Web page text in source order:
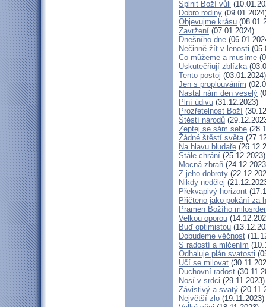
Splnit Boží vůli
Dobro rodiny
Objevujme krásu
Zavržení (07.01.2024)
Dnešního dne
Nečinně žít v lenosti
Co můžeme a musíme
Uskutečňují zblízka
Tento postoj (03.01.2024)
Jen s proplouváním
Nastal nám den veselý
Plní údivu (31.12.2023)
Prozřetelnost Boží
Štěstí národů
Zeptej se sám sebe
Žádné štěstí světa
Na hlavu bludaře
Stále chrání (25.12.2023)
Mocná zbraň
Z jeho dobroty
Nikdy nedělej
Překvapivý horizont
Přičteno jako pokání za
Pramen Božího
Velkou oporou
Buď optimistou
Dobudeme věčnost
S radostí a mlčením
Odhaluje plán svatosti
Učí se milovat
Duchovní radost
Nosí v srdci (29.11.2023)
Závistivý a svatý
Největší zlo (19.11.2023)